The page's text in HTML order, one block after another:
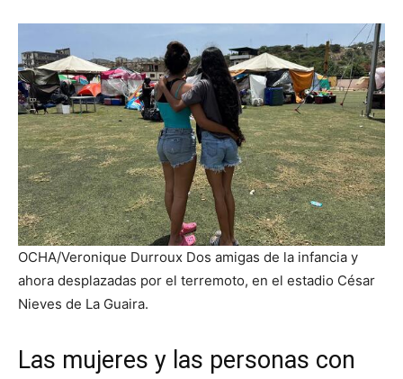
OCHA/Veronique Durroux Dos amigas de la infancia y
ahora desplazadas por el terremoto, en el estadio César
Nieves de La Guaira.
Las mujeres y las personas con